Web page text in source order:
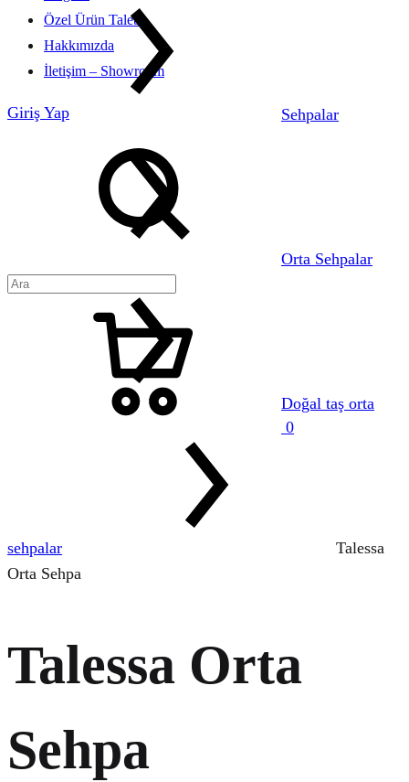
Özel Ürün Talebi
Hakkımızda
İletişim – Showroom
Giriş Yap
0
Sehpalar
Orta Sehpalar
Doğal taş orta
sehpalar
Talessa
Orta Sehpa
Talessa Orta
Sehpa